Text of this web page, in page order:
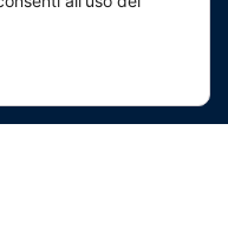
39390
di Cremona.